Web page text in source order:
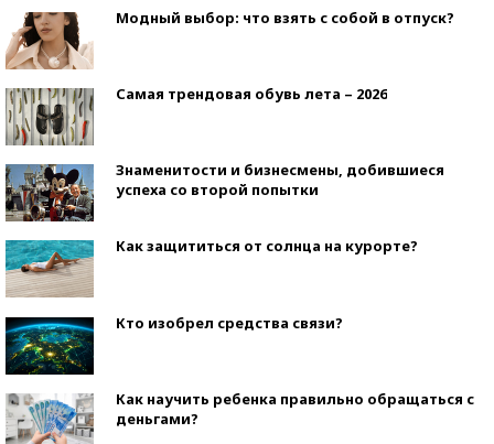
Модный выбор: что взять с собой в отпуск?
Самая трендовая обувь лета – 2026
Знаменитости и бизнесмены, добившиеся
успеха со второй попытки
Как защититься от солнца на курорте?
Кто изобрел средства связи?
Как научить ребенка правильно обращаться с
деньгами?